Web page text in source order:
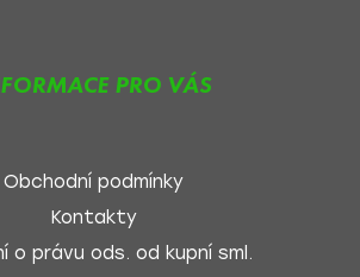
PRO VÁS
Obchodní podmínky
Kontakty
o právu ods. od kupní sml.